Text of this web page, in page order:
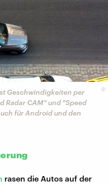
©
Geschwindigkeiten per
Radar CAM" und "Speed
für Android und den
rasen die Autos auf der